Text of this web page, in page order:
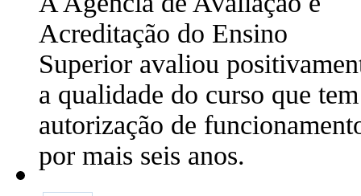
Acreditação do Ensino
Superior avaliou
a qualidade do curso que tem
autorização de
por mais seis anos.